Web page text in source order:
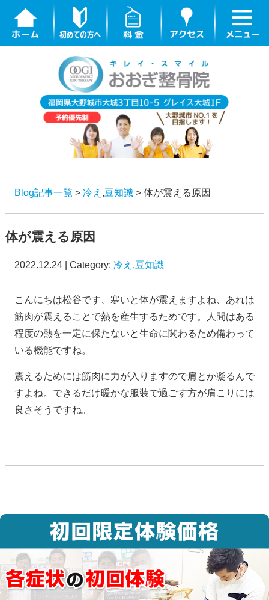
Blog記事一覧 > 冷え ,豆知識> 体が震える原因
体が震える原因
2022.12.24 | Category: 冷え ,豆知識
こんにちは松谷です、寒いと体が震えますよね、あれは
筋肉が震えることで熱を産生するためです。人間はある
程度の熱を一定に保たないと生命に関わるため備わって
いる機能ですね。
震えるためには筋肉に力が入りますので肩とか凝るんで
すよね。できるだけ暖かな服装で過ごす方が肩こりには
良さそうですね。